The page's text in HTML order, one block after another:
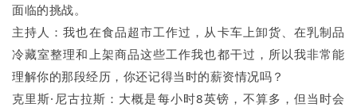
面临的挑战。
主持人：我也在食品超市工作过，从卡车上卸货、在乳制品
冷藏室整理和上架商品这些工作我也都干过，所以我非常能
理解你的那段经历，你还记得当时的薪资情况吗？
克里斯·尼古拉斯：大概是每小时8英镑，不算多，但当时会